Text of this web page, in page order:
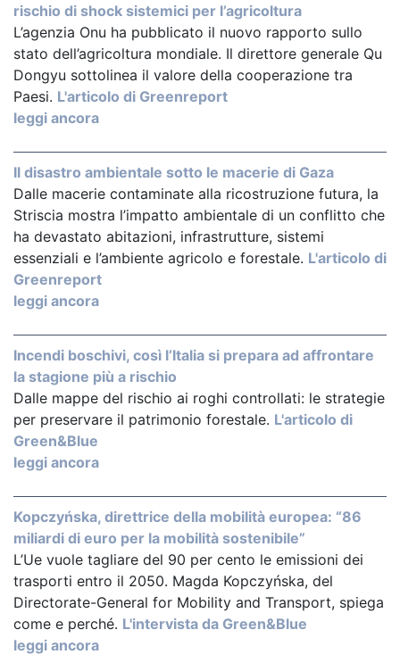
rischio di shock sistemici per l’agricoltura
L’agenzia Onu ha pubblicato il nuovo rapporto sullo
stato dell’agricoltura mondiale. Il direttore generale Qu
Dongyu sottolinea il valore della cooperazione tra
Paesi. L'articolo di Greenreport
leggi ancora
Il disastro ambientale sotto le macerie di Gaza
Dalle macerie contaminate alla ricostruzione futura, la
Striscia mostra l’impatto ambientale di un conflitto che
ha devastato abitazioni, infrastrutture, sistemi
essenziali e l’ambiente agricolo e forestale. L'articolo di
Greenreport
leggi ancora
Incendi boschivi, così l’Italia si prepara ad affrontare
la stagione più a rischio
Dalle mappe del rischio ai roghi controllati: le strategie
per preservare il patrimonio forestale. L'articolo di
Green&Blue
leggi ancora
Kopczyńska, direttrice della mobilità europea: “86
miliardi di euro per la mobilità sostenibile”
L’Ue vuole tagliare del 90 per cento le emissioni dei
trasporti entro il 2050. Magda Kopczyńska, del
Directorate-General for Mobility and Transport, spiega
come e perché. L'intervista da Green&Blue
leggi ancora